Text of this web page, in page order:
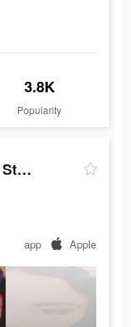
3.8K
Popularity
SuperLive - Watch Live Streams
app Apple